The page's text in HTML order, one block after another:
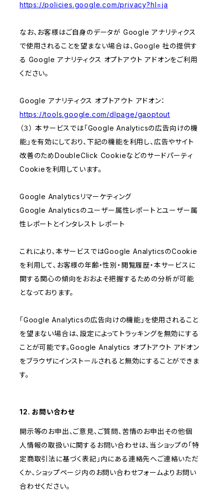
https://policies.google.com/privacy?hl=ja
なお、お客様はご自身のデータが Google アナリティクス
で使用されることを望まない場合は、Google 社の提供す
る Google アナリティクス オプトアウト アドオンをご利用
ください。
Google アナリティクス オプトアウト アドオン：
https://tools.google.com/dlpage/gaoptout
（３） 本サービスでは「Google Analyticsの広告向けの機
能」を有効にしており、下記の機能を利用し、広告やサイト
改善のためDoubleClick Cookieなどのサードパーティ
Cookieを利用しています。
Google Analyticsリマーケティング
Google Analyticsのユーザー属性レポートとユーザー属
性レポートとインタレスト レポート
これにより、本サービスではGoogle AnalyticsのCookie
を利用して、お客様の年齢・性別・閲覧履歴・本サービスに
関する関心の傾向をおおよそ把握するための分析が可能
となっております。
「Google Analyticsの広告向けの機能」を使用されること
を望まない場合は、設定によってトラッキングを無効にする
ことが可能です。Google Analytics オプトアウト アドオン
をブラウザにインストールされると無効にすることができま
す。
12. お問い合わせ
開示等のお申出、ご意見、ご質問、苦情のお申出その他個
人情報の取扱いに関するお問い合わせは、当ショップの「特
定商取引法に基づく表記」内にある連絡先へご連絡いただ
くか、ショップページ内のお問い合わせフォームよりお問い
合わせください。